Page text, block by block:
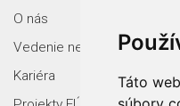
Táto
O nás
Vedenie nemocnice
Kariéra